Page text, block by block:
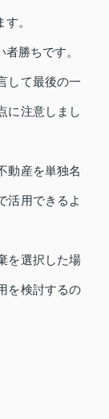
。
勝ちです。
して最後の一
に注意しまし
動産を単独名
活用できるよ
を選択した場
を検討するの